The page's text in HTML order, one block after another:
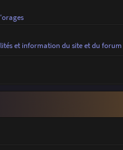
et information du site et du forum